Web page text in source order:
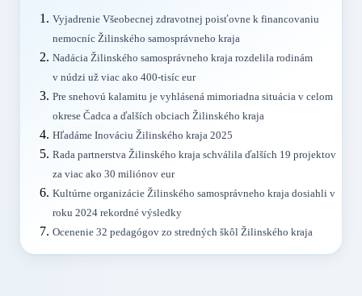
Vyjadrenie Všeobecnej zdravotnej poisťovne k financovaniu
nemocníc Žilinského samosprávneho kraja
Nadácia Žilinského samosprávneho kraja rozdelila rodinám
v núdzi už viac ako 400-tisíc eur
Pre snehovú kalamitu je vyhlásená mimoriadna situácia v celom
okrese Čadca a ďalších obciach Žilinského kraja
Hľadáme Inováciu Žilinského kraja 2025
Rada partnerstva Žilinského kraja schválila ďalších 19 projektov
za viac ako 30 miliónov eur
Kultúrne organizácie Žilinského samosprávneho kraja dosiahli v
roku 2024 rekordné výsledky
Ocenenie 32 pedagógov zo stredných škôl Žilinského kraja